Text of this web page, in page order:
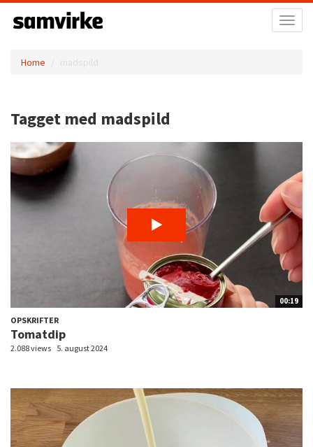
Home madspild
Tagget med madspild
00:19
OPSKRIFTER
Tomatdip
2.088 views 5. august 2024